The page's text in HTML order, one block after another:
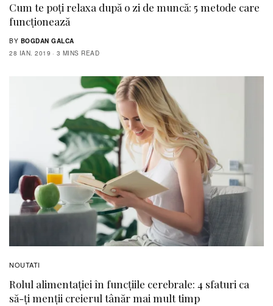
Cum te poți relaxa după o zi de muncă: 5 metode care
funcționează
BY BOGDAN GALCA
28 IAN. 2019
3 MINS READ
NOUTATI
Rolul alimentației în funcțiile cerebrale: 4 sfaturi ca
să-ți menții creierul tânăr mai mult timp